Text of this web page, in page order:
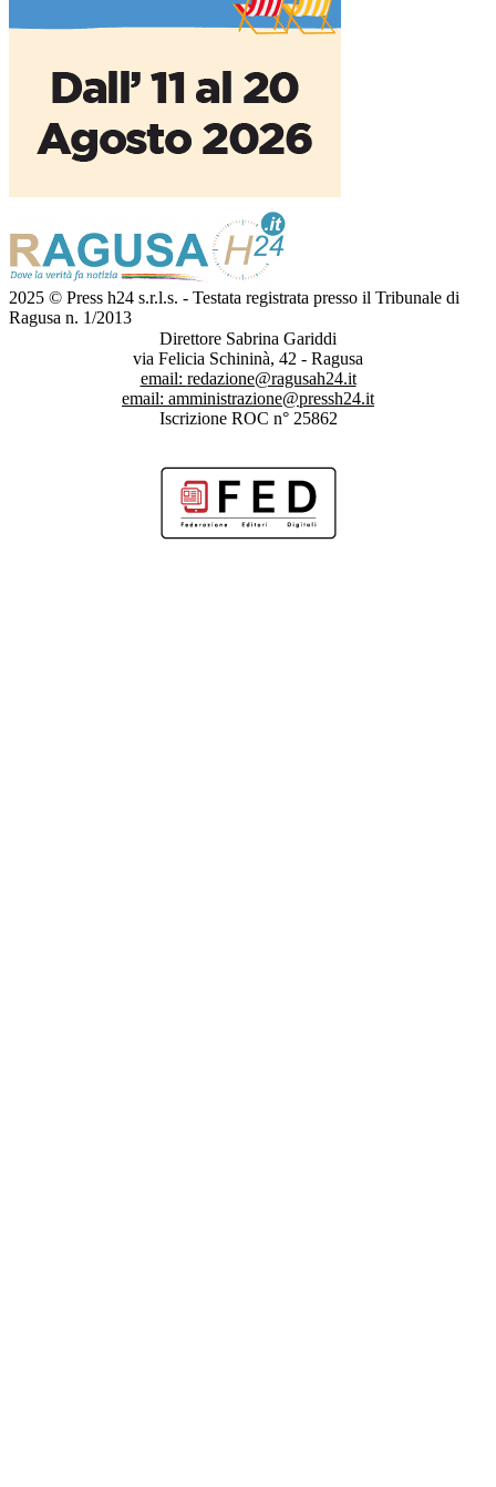
2025 © Press h24 s.r.l.s. - Testata registrata presso il Tribunale di
Ragusa n. 1/2013
Direttore Sabrina Gariddi
via Felicia Schininà, 42 - Ragusa
email: redazione@ragusah24.it
email: amministrazione@pressh24.it
Iscrizione ROC n° 25862